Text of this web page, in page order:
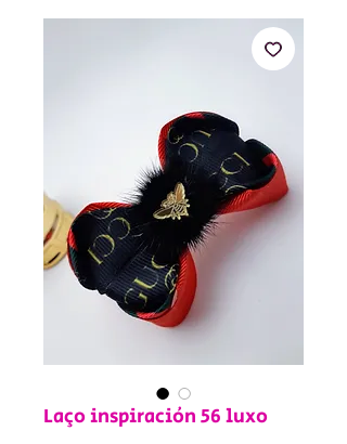
Laço inspiración 56 luxo